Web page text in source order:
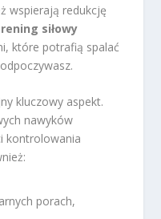
wspierają redukcję
siłowy
które potrafią spalać
kluczowy aspekt.
nawyków
kontrolowania
porach,